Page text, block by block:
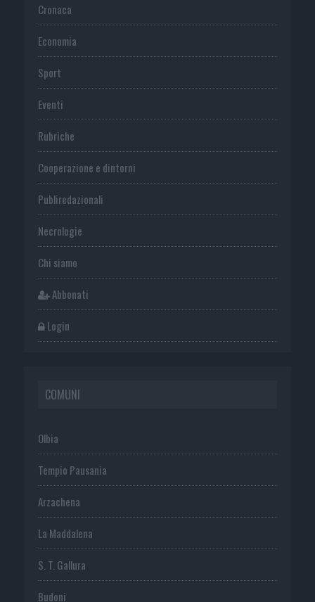
Cronaca
Economia
Sport
Eventi
Rubriche
Cooperazione e dintorni
Publiredazionali
Necrologie
Chi siamo
Abbonati
Login
COMUNI
Olbia
Tempio Pausania
Arzachena
La Maddalena
S. T. Gallura
Budoni